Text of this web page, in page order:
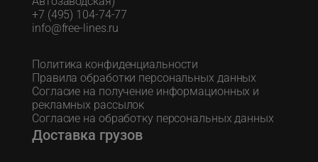
+7 (495) 104-74-77
info@free-lines.ru
Политика конфиденциальности
Правила обработки персональных данных
Согласие на получение информационных и
рекламных рассылок
Согласие на обработку персональных данных
Доставка грузов